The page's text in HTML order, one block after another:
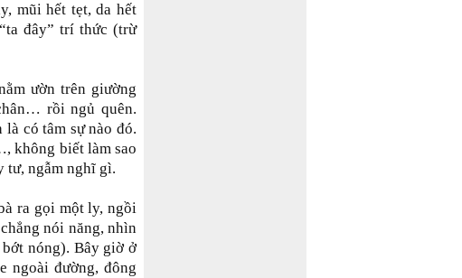
mũi hết tẹt, da hết
đây” trí thức (trừ
ườn trên giường
rồi ngủ quên.
có tâm sự nào đó.
không biết làm sao
tư, ngẫm nghĩ gì.
ra gọi một ly, ngồi
nói năng, nhìn
nóng). Bây giờ ở
ngoài đường, đông